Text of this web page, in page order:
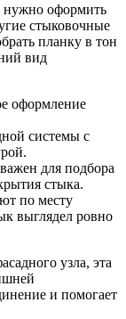
нужно оформить
стыковочные
планку в тон
вид
оформление
системы с
для подбора
стыка.
по месту
выглядел ровно
узла, эта
и помогает